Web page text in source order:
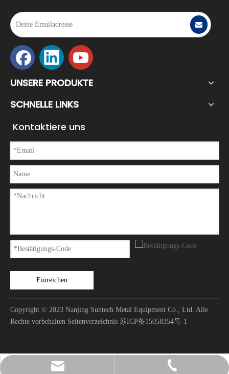
Am Abend des 28. Juli 2023, anlässlich des 6. Jahrestages der
2022-05-07
UNSERE PRODUKTE
SCHNELLE LINKS
Kontaktiere uns
Einreichen
Copyright © 2023 Nanjing Suntech Metal Equipment Co., Ltd. Alle
Rechte vorbehalten Seitenverzeichnis 苏ICP备15058354号-1